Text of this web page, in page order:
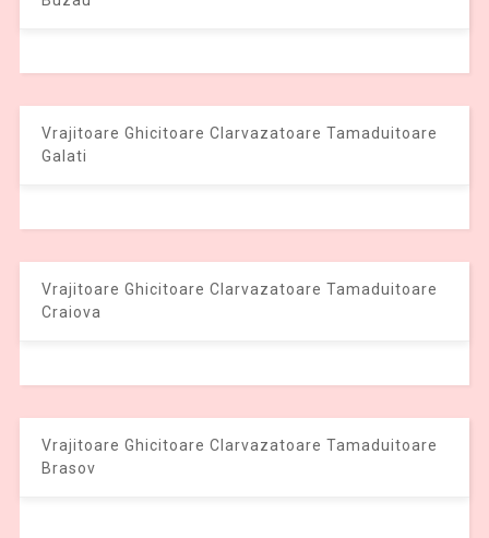
Vrajitoare Ghicitoare Clarvazatoare Tamaduitoare
Galati
Vrajitoare Ghicitoare Clarvazatoare Tamaduitoare
Craiova
Vrajitoare Ghicitoare Clarvazatoare Tamaduitoare
Brasov